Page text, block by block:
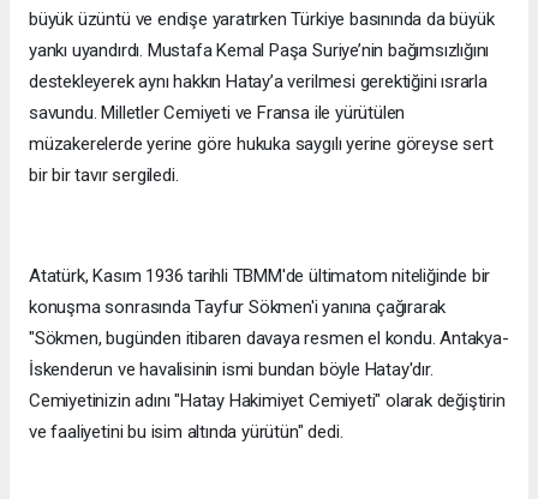
büyük üzüntü ve endişe yaratırken Türkiye basınında da büyük
yankı uyandırdı. Mustafa Kemal Paşa Suriye’nin bağımsızlığını
destekleyerek aynı hakkın Hatay’a verilmesi gerektiğini ısrarla
savundu. Milletler Cemiyeti ve Fransa ile yürütülen
müzakerelerde yerine göre hukuka saygılı yerine göreyse sert
bir bir tavır sergiledi.
Atatürk, Kasım 1936 tarihli TBMM'de ültimatom niteliğinde bir
konuşma sonrasında Tayfur Sökmen'i yanına çağırarak
"Sökmen, bugünden itibaren davaya resmen el kondu. Antakya-
İskenderun ve havalisinin ismi bundan böyle Hatay'dır.
Cemiyetinizin adını "Hatay Hakimiyet Cemiyeti" olarak değiştirin
ve faaliyetini bu isim altında yürütün" dedi.